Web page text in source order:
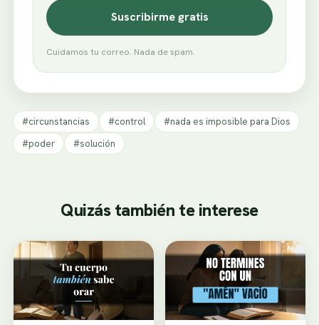
Suscribirme gratis
Cuidamos tu correo. Nada de spam.
#circunstancias #control
#nada es imposible para Dios
#poder
#solución
Quizás también te interese